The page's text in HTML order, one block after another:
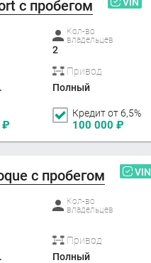
с пробегом
Кол-во
владельцев
2
Привод
Полный
₽
Кредит от 6,5%
100 000 ₽
с пробегом VIN
Кол-во
владельцев
Привод
Полный